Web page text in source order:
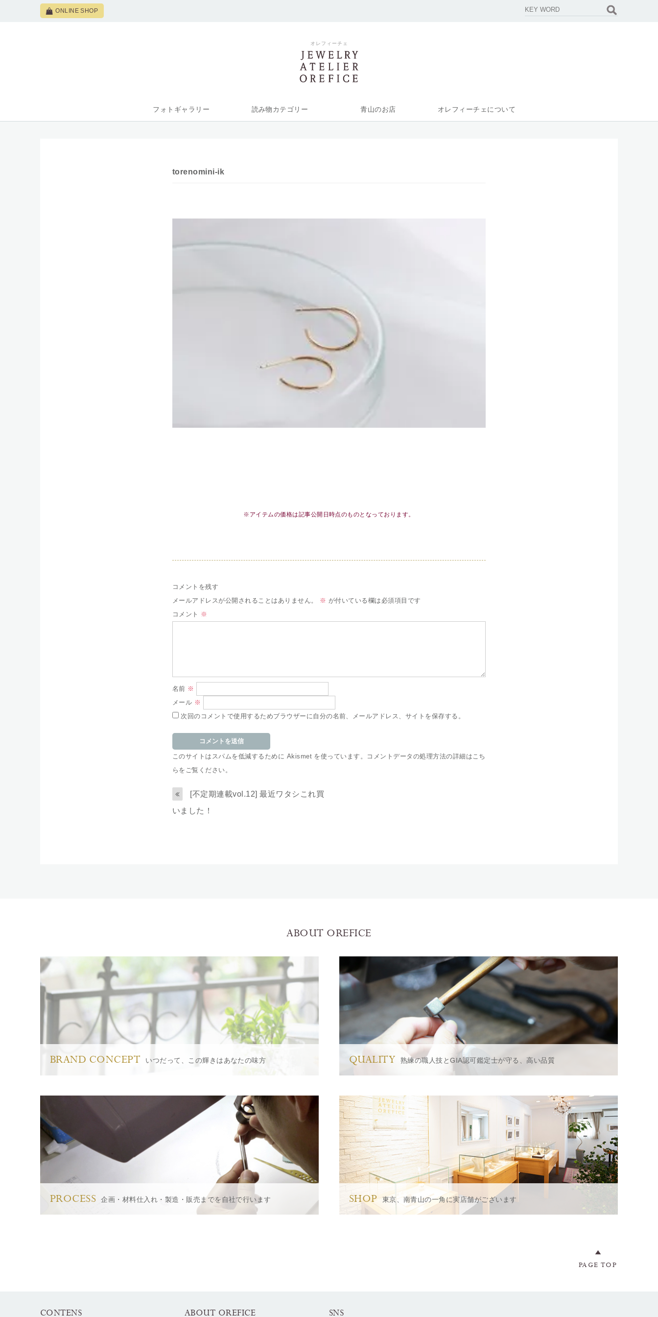
ONLINE SHOP
オレフィーチェ
フォトギャラリー 読み物カテゴリー 青山のお店 オレフィーチェについて
torenomini-ik
※アイテムの価格は記事公開日時点のものとなっております。
コメントを残す
メールアドレスが公開されることはありません。
※ が付いている欄は必須項目です
コメント
※
名前 ※
メール ※
次回のコメントで使用するためブラウザーに自分の名前、メールアドレス、サイトを保存する。
このサイトはスパムを低減するために Akismet を使っています。
コメントデータの処理方法の詳細はこち
らをご覧ください 。
[不定期連載vol.12] 最近ワタシこれ買
いました！
ABOUT OREFICE
BRAND CONCEPT いつだって、この輝きはあなたの味方 QUALITY 熟練の職人技とGIA認可鑑定士が守る、高い品質
PROCESS 企画・材料仕入れ・製造・販売までを自社で行います SHOP 東京、南青山の一角に実店舗がございます
PAGE TOP
CONTENS ABOUT OREFICE SNS